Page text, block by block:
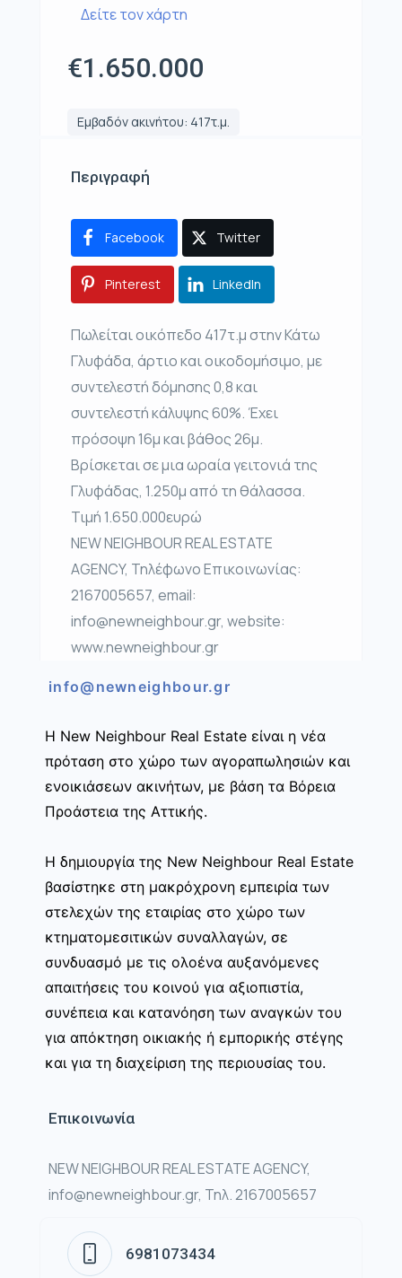
Δείτε τον χάρτη
€1.650.000
Εμβαδόν ακινήτου: 417τ.μ.
Περιγραφή
Facebook Twitter
Pinterest LinkedIn
Πωλείται οικόπεδο 417τ.μ στην Κάτω
Γλυφάδα, άρτιο και οικοδομήσιμο, με
συντελεστή δόμησης 0,8 και
συντελεστή κάλυψης 60%. Έχει
πρόσοψη 16μ και βάθος 26μ.
Βρίσκεται σε μια ωραία γειτονιά της
Γλυφάδας, 1.250μ από τη θάλασσα.
Τιμή 1.650.000ευρώ
NEW NEIGHBOUR REAL ESTATE
AGENCY, Τηλέφωνο Επικοινωνίας:
2167005657, email:
info@newneighbour.gr, website:
www.newneighbour.gr
info@newneighbour.gr
Η New Neighbour Real Estate είναι η νέα
πρόταση στο χώρο των αγοραπωλησιών και
ενοικιάσεων ακινήτων, με βάση τα Βόρεια
Προάστεια της Αττικής.
Η δημιουργία της New Neighbour Real Estate
βασίστηκε στη μακρόχρονη εμπειρία των
στελεχών της εταιρίας στο χώρο των
κτηματομεσιτικών συναλλαγών, σε
συνδυασμό με τις ολοένα αυξανόμενες
απαιτήσεις του κοινού για αξιοπιστία,
συνέπεια και κατανόηση των αναγκών του
για απόκτηση οικιακής ή εμπορικής στέγης
και για τη διαχείριση της περιουσίας του.
Επικοινωνία
NEW NEIGHBOUR REAL ESTATE AGENCY,
info@newneighbour.gr, Τηλ. 2167005657
6981073434